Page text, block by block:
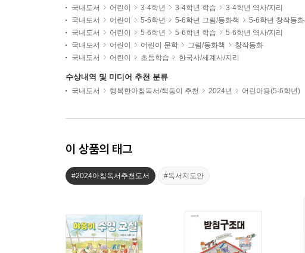
국내도서
어린이 3-4학년 3-4학년 학습
3-4학년 역사/지리
국내도서
어린이 5-6학년 5-6학년 그림/동화책
5-6학년 창작동화
국내도서
어린이 5-6학년 5-6학년 학습
5-6학년 역사/지리
국내도서
어린이 어린이 문학 그림/동화책
창작동화
국내도서
어린이 초등학습 한국사/세계사/지리
수상내역 및 미디어 추천 분류
국내도서 행복한아침독서/책둥이 추천 2024년 어린이용(5-6학년)
이 상품의 태그
#2024아침독서추천도서 #독서지도안